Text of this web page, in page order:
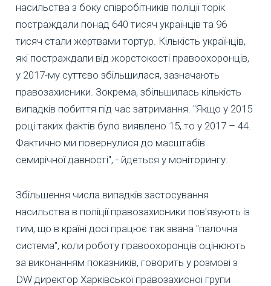
насильства з боку співробітників поліції торік
постраждали понад 640 тисяч українців та 96
тисяч стали жертвами тортур. Кількість українців,
які постраждали від жорстокості правоохоронців,
у 2017-му суттєво збільшилася, зазначають
правозахисники. Зокрема, збільшилась кількість
випадків побиття під час затримання. "Якщо у 2015
році таких фактів було виявлено 15, то у 2017 – 44.
Фактично ми повернулися до масштабів
семирічної давності", - йдеться у моніторингу.
Збільшення числа випадків застосування
насильства в поліції правозахисники пов'язують із
тим, що в країні досі працює так звана "палочна
система", коли роботу правоохоронців оцінюють
за виконанням показників, говорить у розмові з
DW директор Харківської правозахисної групи